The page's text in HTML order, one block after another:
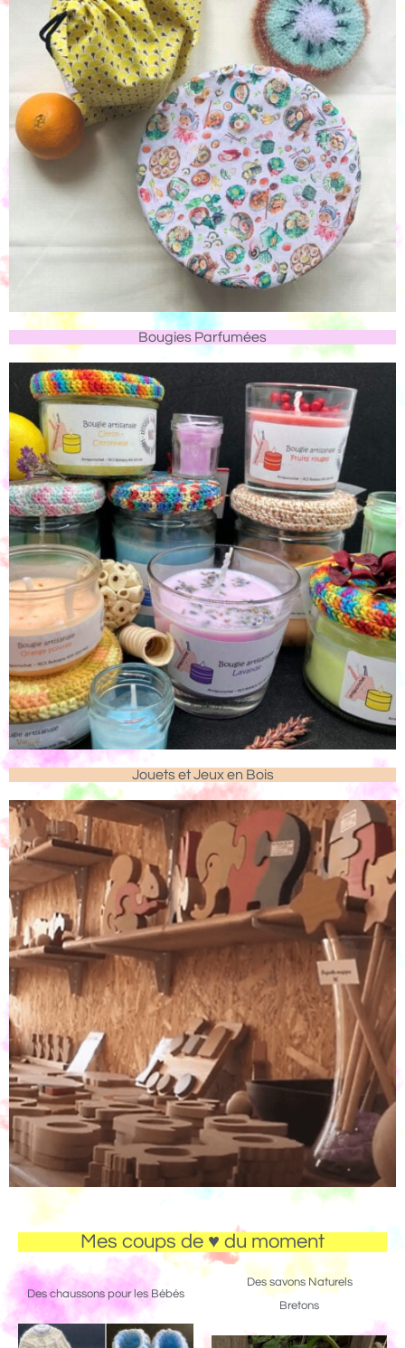
Bougies Parfumées
Jouets et Jeux en Bois
Mes coups de ♥ du moment
Des chaussons pour les Bébés
Des savons Naturels
Bretons